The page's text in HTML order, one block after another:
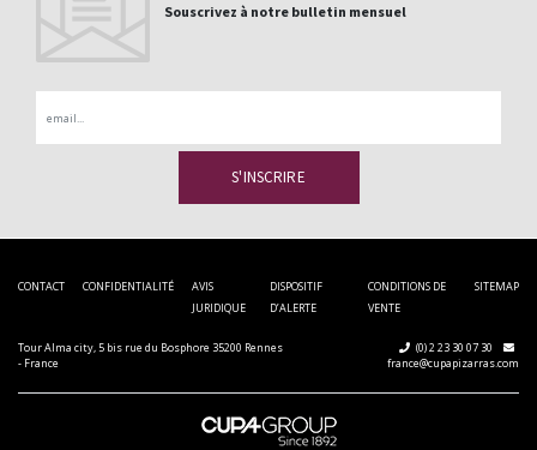
Souscrivez à notre bulletin mensuel
CONTACT CONFIDENTIALITÉ
AVIS
JURIDIQUE
DISPOSITIF
D’ALERTE
CONDITIONS DE
VENTE
SITEMAP
Tour Alma city, 5 bis rue du Bosphore 35200 Rennes
- France
(0) 2 23 30 07 30
france@cupapizarras.com